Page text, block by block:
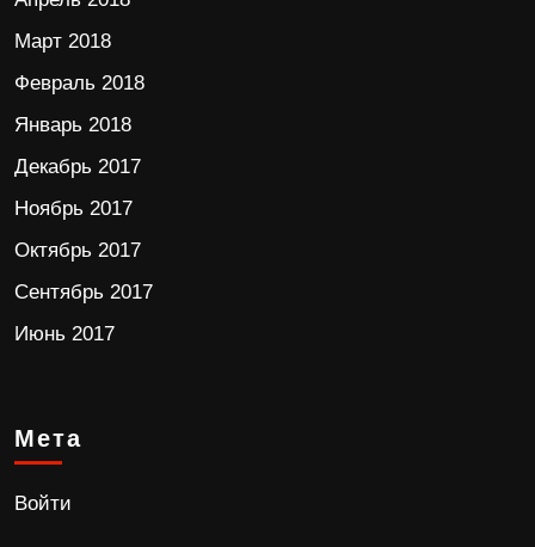
Март 2018
Февраль 2018
Январь 2018
Декабрь 2017
Ноябрь 2017
Октябрь 2017
Сентябрь 2017
Июнь 2017
Мета
Войти